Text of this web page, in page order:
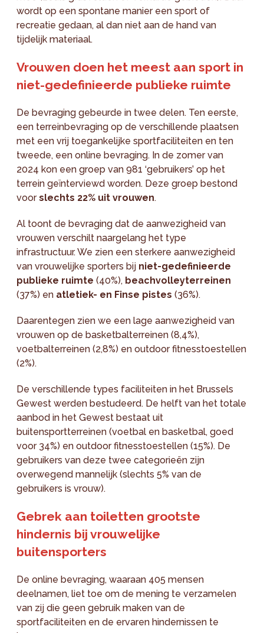
wordt op een spontane manier een sport of
recreatie gedaan, al dan niet aan de hand van
tijdelijk materiaal.
Vrouwen doen het meest aan sport in
niet-gedefinieerde publieke ruimte
De bevraging gebeurde in twee delen. Ten eerste,
een terreinbevraging op de verschillende plaatsen
met een vrij toegankelijke sportfaciliteiten en ten
tweede, een online bevraging. In de zomer van
2024 kon een groep van 981 ‘gebruikers’ op het
terrein geïnterviewd worden. Deze groep bestond
voorslechts 22% uit vrouwen.
Al toont de bevraging dat de aanwezigheid van
vrouwen verschilt naargelang het type
infrastructuur. We zien een sterkere aanwezigheid
van vrouwelijke sporters bij niet-gedefinieerde
publieke ruimte (40%), beachvolleyterreinen
(37%) en atletiek- en Finse pistes (36%).
Daarentegen zien we een lage aanwezigheid van
vrouwen op de basketbalterreinen (8,4%),
voetbalterreinen (2,8%) en outdoor fitnesstoestellen
(2%).
De verschillende types faciliteiten in het Brussels
Gewest werden bestudeerd. De helft van het totale
aanbod in het Gewest bestaat uit
buitensportterreinen (voetbal en basketbal, goed
voor 34%) en outdoor fitnesstoestellen (15%). De
gebruikers van deze twee categorieën zijn
overwegend mannelijk (slechts 5% van de
gebruikers is vrouw).
Gebrek aan toiletten grootste
hindernis bij vrouwelijke
buitensporters
De online bevraging, waaraan 405 mensen
deelnamen, liet toe om de mening te verzamelen
van zij die geen gebruik maken van de
sportfaciliteiten en de ervaren hindernissen te